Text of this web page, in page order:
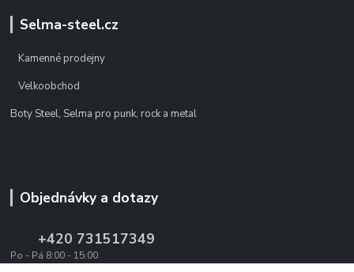
Selma-steel.cz
Kamenné prodejny
Velkoobchod
Boty Steel, Selma pro punk, rock a metal
Objednávky a dotazy
+420 731517349
Po - Pá 8:00 - 15:00